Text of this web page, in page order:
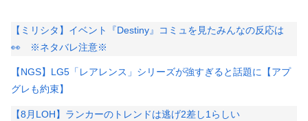
【ミリシタ】イベント『Destiny』コミュを見たみんなの反応は
👀 ※ネタバレ注意※
【NGS】LG5「レアレンス」シリーズが強すぎると話題に【アプ
グレも約束】
【8月LOH】ランカーのトレンドは逃げ2差し1らしい